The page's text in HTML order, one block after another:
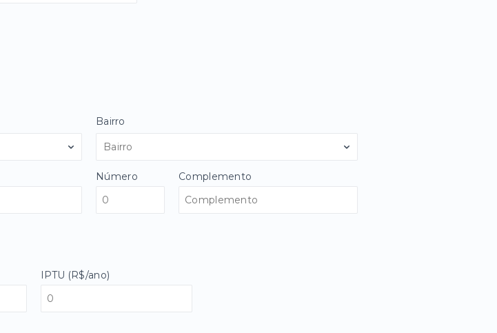
Bairro
Bairro
Número Complemento
IPTU (R$/ano)